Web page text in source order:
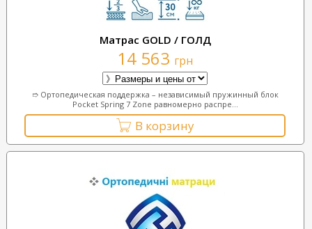
Матрас GOLD / ГОЛД
14 563 грн
➱ Ортопедическая поддержка – независимый пружинный блок
Pocket Spring 7 Zone равномерно распре...
В корзину